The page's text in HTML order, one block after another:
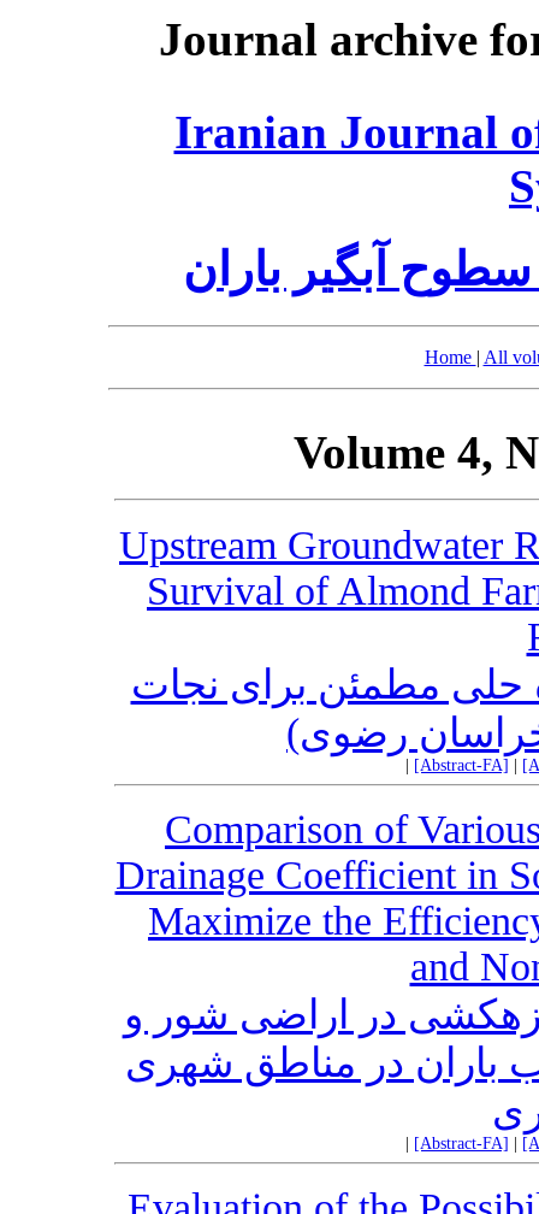
Journal archive
Iranian Journal
آبگیر باران
Home | All
Volume 4,
Upstream Groundwater
Survival of Almond
حلی مطمئن برای نجات
رضوی)
[Abstract-FA]
Comparison of
Drainage Coefficient in
Maximize the
and
در اراضی شور و
باران در مناطق شهری
[Abstract-FA]